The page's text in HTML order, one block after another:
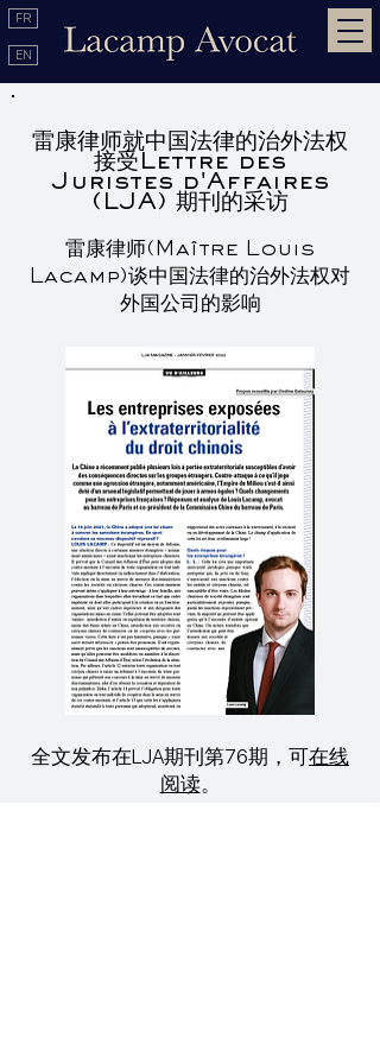
EN
FR
雷康律师就中国法律的治外法权
接受Lettre des
Juristes d'Affaires
(LJA) 期刊的采访
雷康律师(Maître Louis
Lacamp)谈中国法律的治外法权对
外国公司的影响
全文发布在LJA期刊第76期，可在线
阅读。